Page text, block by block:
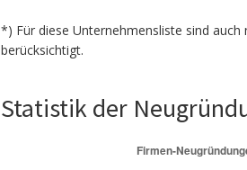
*) Für diese Unternehmensliste sind
berücksichtigt.
Statistik der